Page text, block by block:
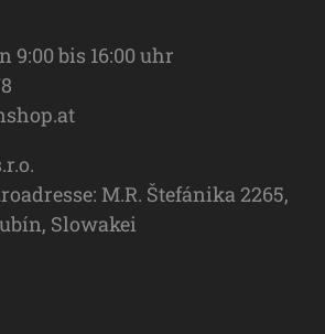
9:00 bis 16:00 uhr
M.R. Štefánika 2265,
Slowakei